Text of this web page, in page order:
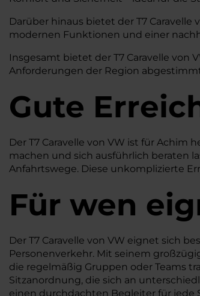
Darüber hinaus bietet der T7
modernen Funktionen und einer
Insgesamt bietet der T7 Caravelle von
Anforderungen der Region
Gute
Der T7 Caravelle von VW ist für
machen und sich ausführlich beraten
Anfahrtswege. Diese unkomplizierte
Für wen
Der T7 Caravelle von VW eignet sich
Personenverkehr. Mit seinem
die regelmäßig Gruppen oder Teams
Sitzanordnung, die sich an
einen durchdachten Begleiter für jede